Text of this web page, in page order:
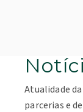
Atualidade
parcerias e